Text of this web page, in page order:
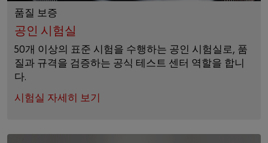
품질 보증
공인 시험실
50개 이상의 표준 시험을 수행하는 공인 시험실로, 품
질과 규격을 검증하는 공식 테스트 센터 역할을 합니
다.
시험실 자세히 보기